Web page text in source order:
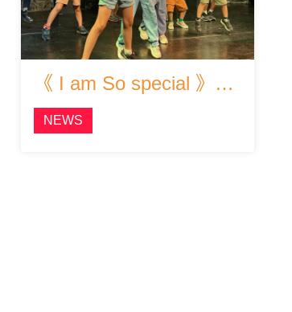
《 I am So special 》Musical Summer Camp 排練花絮
NEWS